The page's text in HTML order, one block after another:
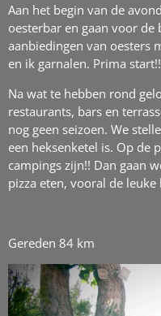
Aan het begin van de
oesterbar en gaan voor
aanbiedingen van oesters
en ik garnalen. Prima
Na wat te hebben rond
restaurants, bars en
nog geen seizoen. We
een heksenketel is. Op de
campings zijn!! Dan gaan
pizza eten, vooral de
Gereden 84 km